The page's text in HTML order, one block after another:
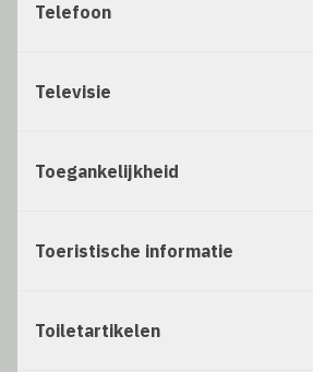
Telefoon
Televisie
Toegankelijkheid
Toeristische informatie
Toiletartikelen